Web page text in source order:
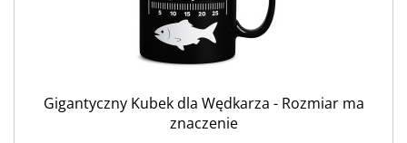
Gigantyczny Kubek dla Wędkarza - Rozmiar ma
znaczenie